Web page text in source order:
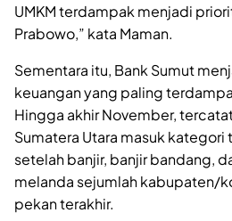
UMKM terdampak menjadi
Prabowo,” kata Maman.
Sementara itu, Bank Sumut
keuangan yang paling
Hingga akhir November,
Sumatera Utara masuk
setelah banjir, banjir bandang,
melanda sejumlah kabupaten/
pekan terakhir.